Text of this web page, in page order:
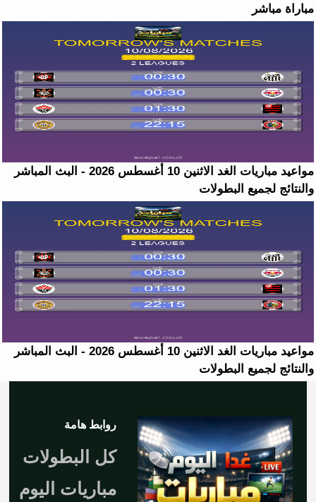
مباراة مباشر
مواعيد مباريات الغد الاثنين 10 أغسطس 2026 - البث المباشر
والنتائج لجميع البطولات
مواعيد مباريات الغد الاثنين 10 أغسطس 2026 - البث المباشر
والنتائج لجميع البطولات
روابط هامة
كل البطولات
مباريات اليوم